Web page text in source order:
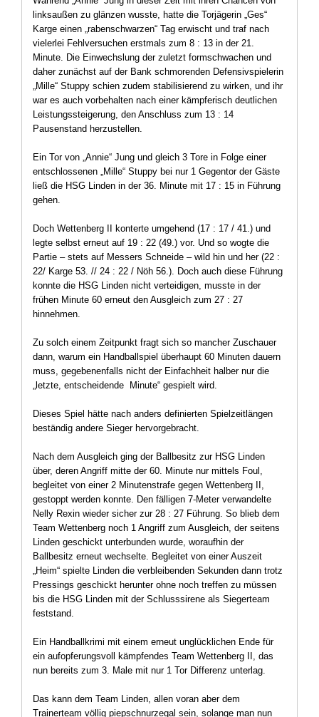
linksaußen zu glänzen wusste, hatte die Torjägerin „Ges“
Karge einen „rabenschwarzen“ Tag erwischt und traf nach
vielerlei Fehlversuchen erstmals zum 8 : 13 in der 21.
Minute. Die Einwechslung der zuletzt formschwachen und
daher zunächst auf der Bank schmorenden Defensivspielerin
„Mille“ Stuppy schien zudem stabilisierend zu wirken, und ihr
war es auch vorbehalten nach einer kämpferisch deutlichen
Leistungssteigerung, den Anschluss zum 13 : 14
Pausenstand herzustellen.
Ein Tor von „Annie“ Jung und gleich 3 Tore in Folge einer
entschlossenen „Mille“ Stuppy bei nur 1 Gegentor der Gäste
ließ die HSG Linden in der 36. Minute mit 17 : 15 in Führung
gehen.
Doch Wettenberg II konterte umgehend (17 : 17 / 41.) und
legte selbst erneut auf 19 : 22 (49.) vor. Und so wogte die
Partie – stets auf Messers Schneide – wild hin und her (22 :
22/ Karge 53. // 24 : 22 / Nöh 56.). Doch auch diese Führung
konnte die HSG Linden nicht verteidigen, musste in der
frühen Minute 60 erneut den Ausgleich zum 27 : 27
hinnehmen.
Zu solch einem Zeitpunkt fragt sich so mancher Zuschauer
dann, warum ein Handballspiel überhaupt 60 Minuten dauern
muss, gegebenenfalls nicht der Einfachheit halber nur die
„letzte, entscheidende Minute“ gespielt wird.
Dieses Spiel hätte nach anders definierten Spielzeitlängen
beständig andere Sieger hervorgebracht.
Nach dem Ausgleich ging der Ballbesitz zur HSG Linden
über, deren Angriff mitte der 60. Minute nur mittels Foul,
begleitet von einer 2 Minutenstrafe gegen Wettenberg II,
gestoppt werden konnte. Den fälligen 7-Meter verwandelte
Nelly Rexin wieder sicher zur 28 : 27 Führung. So blieb dem
Team Wettenberg noch 1 Angriff zum Ausgleich, der seitens
Linden geschickt unterbunden wurde, woraufhin der
Ballbesitz erneut wechselte. Begleitet von einer Auszeit
„Heim“ spielte Linden die verbleibenden Sekunden dann trotz
Pressings geschickt herunter ohne noch treffen zu müssen
bis die HSG Linden mit der Schlusssirene als Siegerteam
feststand.
Ein Handballkrimi mit einem erneut unglücklichen Ende für
ein aufopferungsvoll kämpfendes Team Wettenberg II, das
nun bereits zum 3. Male mit nur 1 Tor Differenz unterlag.
Das kann dem Team Linden, allen voran aber dem
Trainerteam völlig piepschnurzegal sein, solange man nun